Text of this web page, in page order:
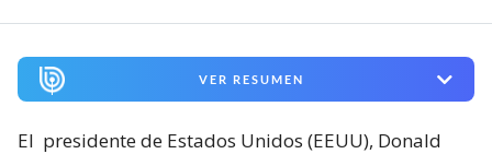
VER RESUMEN
El presidente de Estados Unidos (EEUU), Donald